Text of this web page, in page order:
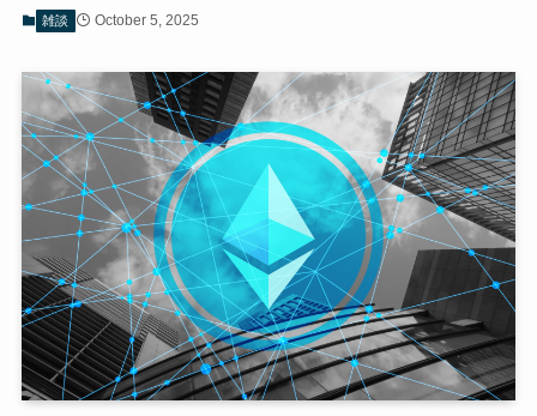
雑談 October 5, 2025